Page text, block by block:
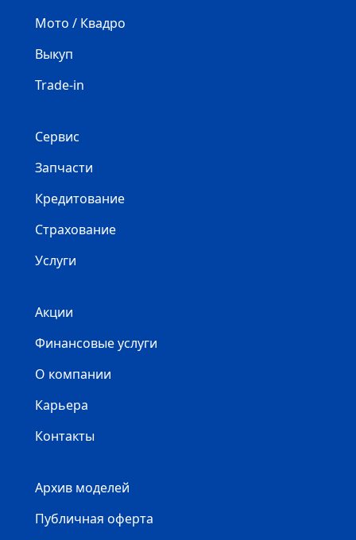
Мото / Квадро
Выкуп
Trade-in
Сервис
Запчасти
Кредитование
Страхование
Услуги
Акции
Финансовые услуги
О компании
Карьера
Контакты
Архив моделей
Публичная оферта